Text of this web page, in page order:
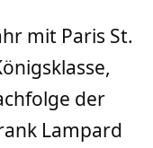
mit Paris St.
der
Lampard